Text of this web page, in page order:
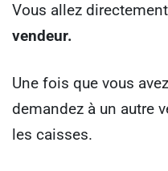
Vous allez directement
vendeur.
Une fois que vous
demandez à un autre
les caisses.